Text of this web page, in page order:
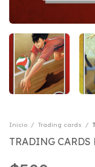
Inicio / Trading cards /
TRADING CARDS